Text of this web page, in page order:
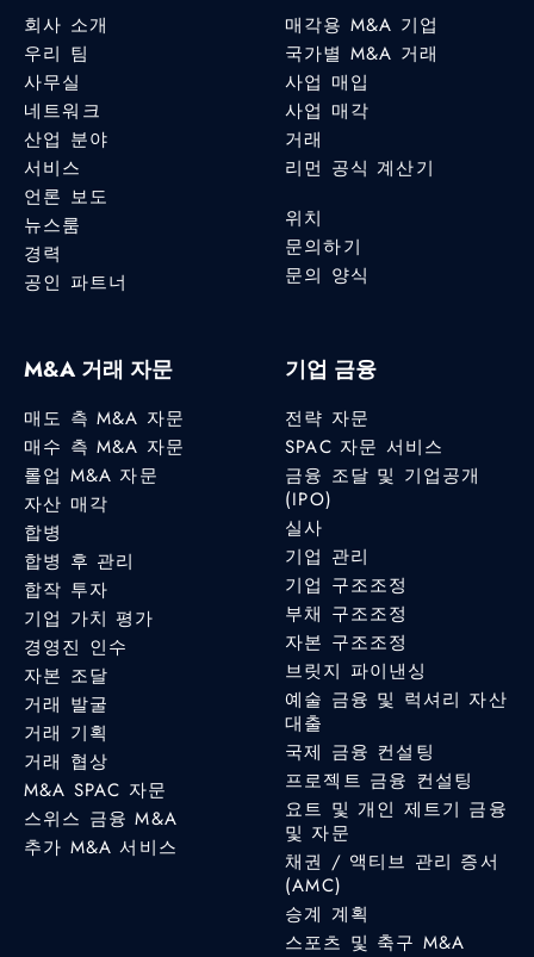
회사 소개
우리 팀
사무실
네트워크
산업 분야
서비스
언론 보도
뉴스룸
경력
공인 파트너
매각용 M&A 기업
국가별 M&A 거래
사업 매입
사업 매각
거래
리먼 공식 계산기
위치
문의하기
문의 양식
M&A 거래 자문
매도 측 M&A 자문
매수 측 M&A 자문
롤업 M&A 자문
자산 매각
합병
합병 후 관리
합작 투자
기업 가치 평가
경영진 인수
자본 조달
거래 발굴
거래 기획
거래 협상
M&A SPAC 자문
스위스 금융 M&A
추가 M&A 서비스
기업 금융
전략 자문
SPAC 자문 서비스
금융 조달 및 기업공개
(IPO)
실사
기업 관리
기업 구조조정
부채 구조조정
자본 구조조정
브릿지 파이낸싱
예술 금융 및 럭셔리 자산
대출
국제 금융 컨설팅
프로젝트 금융 컨설팅
요트 및 개인 제트기 금융
및 자문
채권 / 액티브 관리 증서
(AMC)
승계 계획
스포츠 및 축구 M&A